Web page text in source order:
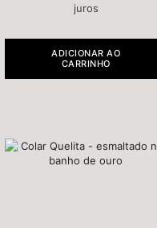
juros
ADICIONAR AO
CARRINHO